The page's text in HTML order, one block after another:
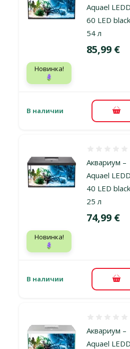
Aquael
60 LED
54 л
Цена
85,99 €
Новинка!
🪻
В наличии В
Аквариум –
Aquael
40 LED
25 л
Цена
74,99 €
Новинка!
🪻
В наличии В
Аквариум –
Aquael